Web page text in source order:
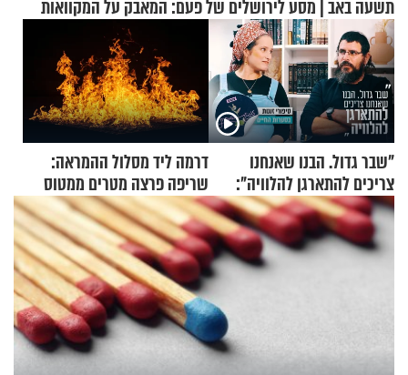
תשעה באב | מסע לירושלים של פעם: המאבק על המקוואות
"שבר גדול. הבנו שאנחנו
צריכים להתארגן להלוויה":
זוגיות במבחן, הפעם עם מרים
וגד דנינו
דרמה ליד מסלול ההמראה:
שריפה פרצה מטרים ממטוס
מלא בנוסעים